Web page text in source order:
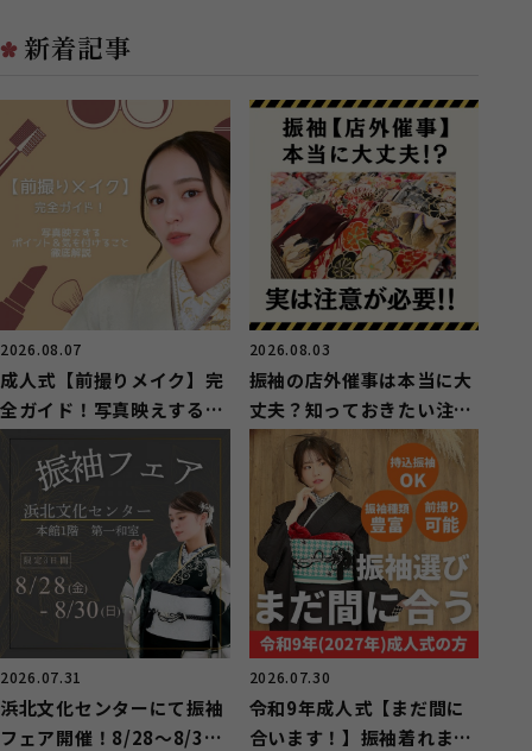
新着記事
2026.08.07
成人式【前撮りメイク】完
全ガイド！写真映えするポ
イント＆気を付けること徹
底解説
2026.08.03
振袖の店外催事は本当に大
丈夫？知っておきたい注意
点と後悔しないためのポイ
2026.07.31
浜北文化センターにて振袖
フェア開催！8/28～8/30
2026.07.30
令和9年成人式【まだ間に
合います！】振袖着れま